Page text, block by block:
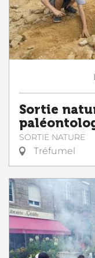
Sortie
SORTIE NATURE
Tréfumel